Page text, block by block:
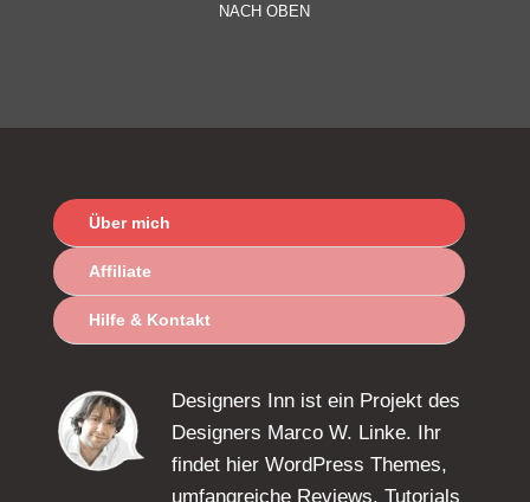
NACH OBEN
Über mich
Affiliate
Hilfe & Kontakt
Designers Inn ist ein Projekt des
Designers Marco W. Linke. Ihr
findet hier WordPress Themes,
umfangreiche Reviews, Tutorials